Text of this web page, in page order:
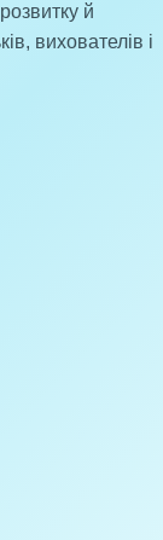
й
вихователів і